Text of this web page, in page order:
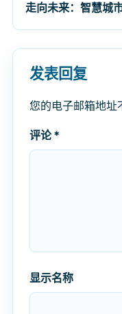
走向未来：智慧城
发表回复
您的电子邮箱地址
评论*
显示名称